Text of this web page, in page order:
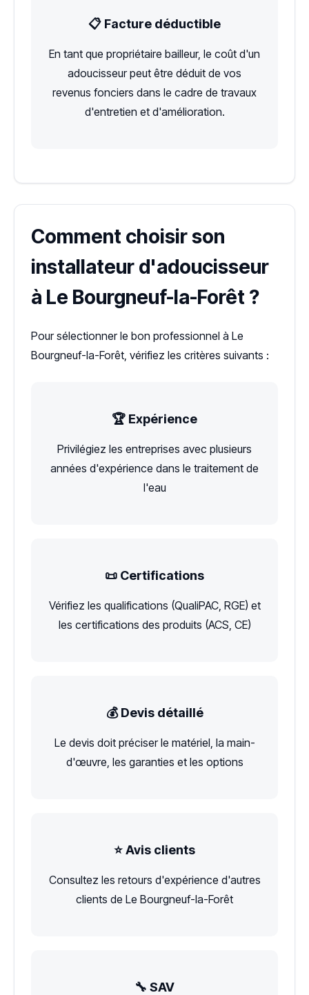
📋 Facture déductible
En tant que propriétaire bailleur, le coût d'un
adoucisseur peut être déduit de vos
revenus fonciers dans le cadre de travaux
d'entretien et d'amélioration.
Comment choisir son
installateur d'adoucisseur
à Le Bourgneuf-la-Forêt ?
Pour sélectionner le bon professionnel à Le
Bourgneuf-la-Forêt, vérifiez les critères suivants :
🏆 Expérience
Privilégiez les entreprises avec plusieurs
années d'expérience dans le traitement de
l'eau
📜 Certifications
Vérifiez les qualifications (QualiPAC, RGE) et
les certifications des produits (ACS, CE)
💰 Devis détaillé
Le devis doit préciser le matériel, la main-
d'œuvre, les garanties et les options
⭐ Avis clients
Consultez les retours d'expérience d'autres
clients de Le Bourgneuf-la-Forêt
🔧 SAV